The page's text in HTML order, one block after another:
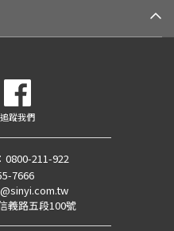
追蹤我們
0800-211-922
7666
義路五段100號